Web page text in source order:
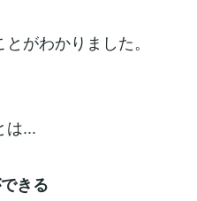
がわかりました。
は...
きる